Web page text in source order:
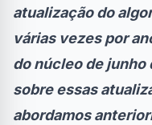
atualização do
várias vezes por
do núcleo de junho
sobre essas
abordamos